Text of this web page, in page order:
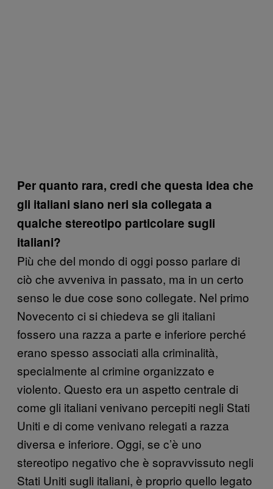
Per quanto rara, credi che questa idea che
gli italiani siano neri sia collegata a
qualche stereotipo particolare sugli
italiani?
Più che del mondo di oggi posso parlare di
ciò che avveniva in passato, ma in un certo
senso le due cose sono collegate. Nel primo
Novecento ci si chiedeva se gli italiani
fossero una razza a parte e inferiore perché
erano spesso associati alla criminalità,
specialmente al crimine organizzato e
violento. Questo era un aspetto centrale di
come gli italiani venivano percepiti negli Stati
Uniti e di come venivano relegati a razza
diversa e inferiore. Oggi, se c’è uno
stereotipo negativo che è sopravvissuto negli
Stati Uniti sugli italiani, è proprio quello legato